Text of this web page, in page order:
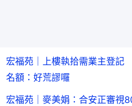
宏福苑｜上樓執拾需業主登記
名額：好荒謬囉
宏福苑｜麥美娟：合安正審